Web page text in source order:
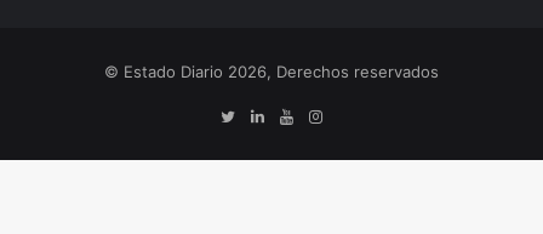
© Estado Diario 2026, Derechos reservados